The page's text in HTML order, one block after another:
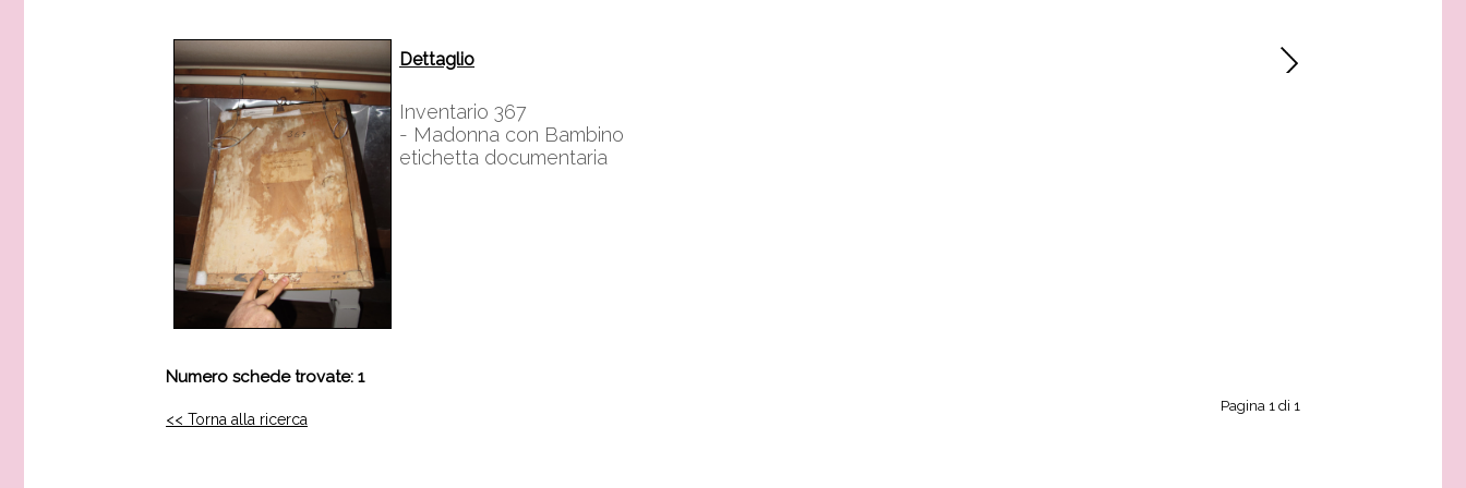
Dettaglio
Inventario 367
- Madonna con Bambino
etichetta documentaria
Numero schede trovate: 1
Pagina 1 di 1
<< Torna alla ricerca